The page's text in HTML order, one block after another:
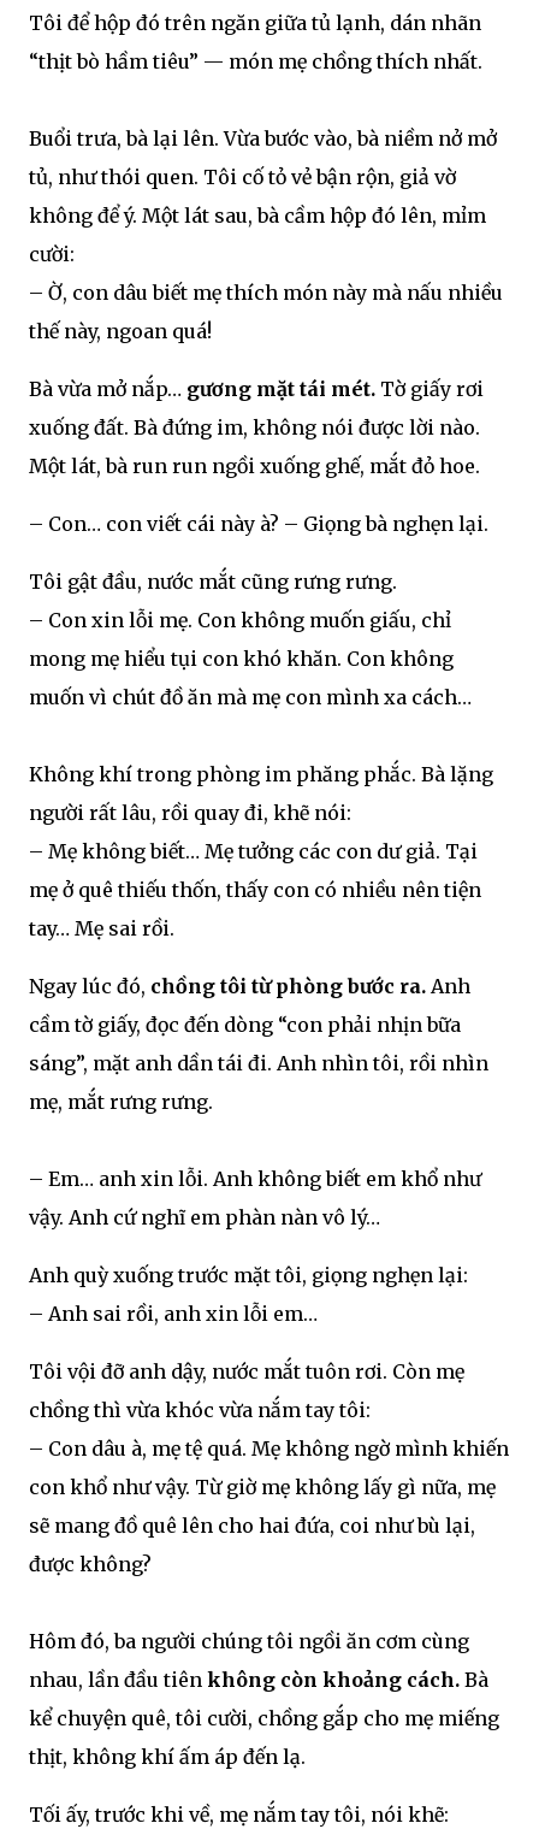
Tôi để hộp đó trên ngăn giữa tủ lạnh, dán nhãn
“thịt bò hầm tiêu” — món mẹ chồng thích nhất.
Buổi trưa, bà lại lên. Vừa bước vào, bà niềm nở mở
tủ, như thói quen. Tôi cố tỏ vẻ bận rộn, giả vờ
không để ý. Một lát sau, bà cầm hộp đó lên, mỉm
cười:
– Ờ, con dâu biết mẹ thích món này mà nấu nhiều
thế này, ngoan quá!
Bà vừa mở nắp… gương mặt tái mét. Tờ giấy rơi
xuống đất. Bà đứng im, không nói được lời nào.
Một lát, bà run run ngồi xuống ghế, mắt đỏ hoe.
– Con… con viết cái này à? – Giọng bà nghẹn lại.
Tôi gật đầu, nước mắt cũng rưng rưng.
– Con xin lỗi mẹ. Con không muốn giấu, chỉ
mong mẹ hiểu tụi con khó khăn. Con không
muốn vì chút đồ ăn mà mẹ con mình xa cách…
Không khí trong phòng im phăng phắc. Bà lặng
người rất lâu, rồi quay đi, khẽ nói:
– Mẹ không biết… Mẹ tưởng các con dư giả. Tại
mẹ ở quê thiếu thốn, thấy con có nhiều nên tiện
tay… Mẹ sai rồi.
Ngay lúc đó, chồng tôi từ phòng bước ra. Anh
cầm tờ giấy, đọc đến dòng “con phải nhịn bữa
sáng”, mặt anh dần tái đi. Anh nhìn tôi, rồi nhìn
mẹ, mắt rưng rưng.
– Em… anh xin lỗi. Anh không biết em khổ như
vậy. Anh cứ nghĩ em phàn nàn vô lý…
Anh quỳ xuống trước mặt tôi, giọng nghẹn lại:
– Anh sai rồi, anh xin lỗi em…
Tôi vội đỡ anh dậy, nước mắt tuôn rơi. Còn mẹ
chồng thì vừa khóc vừa nắm tay tôi:
– Con dâu à, mẹ tệ quá. Mẹ không ngờ mình khiến
con khổ như vậy. Từ giờ mẹ không lấy gì nữa, mẹ
sẽ mang đồ quê lên cho hai đứa, coi như bù lại,
được không?
Hôm đó, ba người chúng tôi ngồi ăn cơm cùng
nhau, lần đầu tiên không còn khoảng cách. Bà
kể chuyện quê, tôi cười, chồng gắp cho mẹ miếng
thịt, không khí ấm áp đến lạ.
Tối ấy, trước khi về, mẹ nắm tay tôi, nói khẽ: